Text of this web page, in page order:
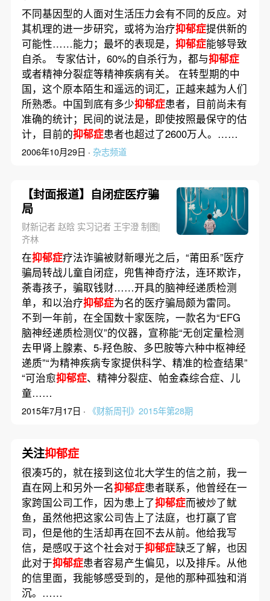
不同基因型的人面对生活压力会有不同的反应。对
其机理的进一步研究，或将为治疗抑郁症提供新的
可能性……能力；最坏的表现是， 抑郁症能够导致
自杀。 专家估计，60%的自杀行为，都与抑郁症
或者精神分裂症等精神疾病有关。 在转型期的中
国，这个原本陌生和遥远的词汇，正越来越为人们
所熟悉。中国到底有多少抑郁症患者，目前尚未有
准确的统计；民间的说法是，即使按照最保守的估
计，目前的抑郁症患者也超过了2600万人。……
2006年10月29日 · 杂志频道
【封面报道】自闭症医疗骗
局
财新记者 赵晗 实习记者 王宇澄 制图|
齐林
在抑郁症疗法诈骗被财新曝光之后，“莆田系”医疗
骗局转战儿童自闭症，兜售神奇疗法，连环欺诈，
荼毒孩子，骗取钱财……开具的脑神经递质检测
单，和以治疗抑郁症为名的医疗骗局颇为雷同。
不到一年前，在全国数十家医院，一款名为“EFG
脑神经递质检测仪”的仪器，宣称能“无创定量检测
去甲肾上腺素、5-羟色胺、多巴胺等六种中枢神经
递质”“为精神疾病专家提供科学、精准的检查结果”
“可治愈抑郁症、精神分裂症、帕金森综合症、儿
童……
2015年7月17日 · 《财新周刊》2015年第28期
关注抑郁症
很凑巧的，就在接到这位北大学生的信之前，我一
直在网上和另外一名抑郁症患者联系，他曾经在一
家跨国公司工作，因为患上了抑郁症而被炒了鱿
鱼，虽然他把这家公司告上了法庭，也打赢了官
司，但是他的生活却再在回不去从前。他给我写
信，是感叹于这个社会对于抑郁症缺乏了解，也因
此对于抑郁症患者容易产生偏见，以及排斥。从他
的信里面，我能够感受到的，是他的那种孤独和消
沉。……